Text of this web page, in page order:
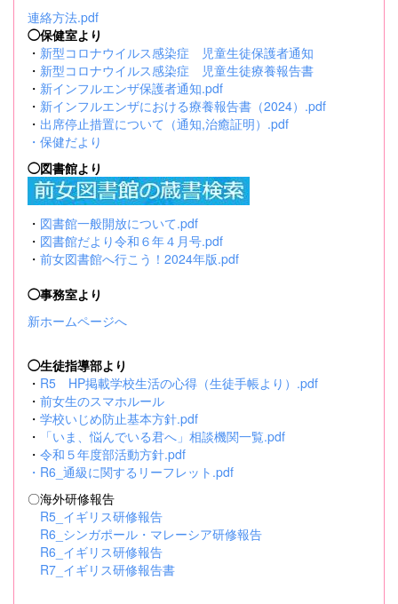
連絡方法.pdf
◯保健室より
・ 新型コロナウイルス感染症 児童生徒保護者通知
・ 新型コロナウイルス感染症 児童生徒療養報告書
・ 新インフルエンザ保護者通知.pdf
・ 新インフルエンザにおける療養報告書（2024）.pdf
・ 出席停止措置について（通知,治癒証明）.pdf
・ 保健だより
◯図書館より
・ 図書館一般開放について.pdf
・ 図書館だより令和６年４月号.pdf
・ 前女図書館へ行こう！2024年版.pdf
◯事務室より
新ホームページへ
◯生徒指導部より
・ R5 HP掲載学校生活の心得（生徒手帳より）.pdf
・ 前女生のスマホルール
・ 学校いじめ防止基本方針.pdf
・
「いま、悩んでいる君へ」相談機関一覧.pdf
・ 令和５年度部活動方針.pdf
・ R6_通級に関するリーフレット.pdf
〇海外研修報告
R5_イギリス研修報告
R6_シンガポール・マレーシア研修報告
R6_イギリス研修報告
R7_イギリス研修報告書